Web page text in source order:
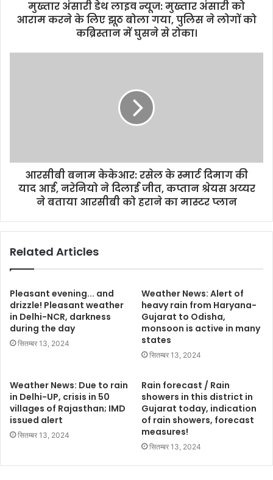
मुख्तार अंसारी डेथ लाइव न्यूज: मुख्तार अंसारी को
आराम करने के लिए झूठ बोला गया, पुलिस ने लोगों को
कब्रिस्तान में घुसने से रोका।
आरसीबी बनाम केकेआर: रसेल के स्मार्ट दिमाग की
याद आई, नरेनियो ने दिलाई जीत, कप्तान श्रेयस अय्यर
ने बताया आरसीबी को हराने का मास्टर प्लान
Related Articles
Pleasant evening... and
drizzle! Pleasant weather
in Delhi-NCR, darkness
during the day
सितम्बर 13, 2024
Weather News: Alert of
heavy rain from Haryana-
Gujarat to Odisha,
monsoon is active in many
states
सितम्बर 13, 2024
Weather News: Due to rain
in Delhi-UP, crisis in 50
villages of Rajasthan; IMD
issued alert
सितम्बर 13, 2024
Rain forecast / Rain
showers in this district in
Gujarat today, indication
of rain showers, forecast
measures!
सितम्बर 13, 2024